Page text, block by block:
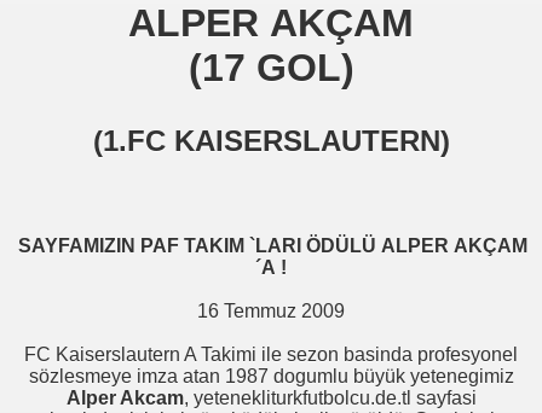
ALPER AKÇAM
(17 GOL)
(1.FC KAISERSLAUTERN)
SAYFAMIZIN PAF TAKIM `LARI ÖDÜLÜ ALPER AKÇAM
´A !
16 Temmuz 2009
FC Kaiserslautern A Takimi ile sezon basinda profesyonel
sözlesmeye imza atan 1987 dogumlu büyük yetenegimiz
Alper Akcam, yetenekliturkfutbolcu.de.tl sayfasi
Ödülleri